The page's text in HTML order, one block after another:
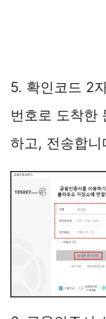
5. 확인코드 2
번호로 도착한
하고, 전송합니